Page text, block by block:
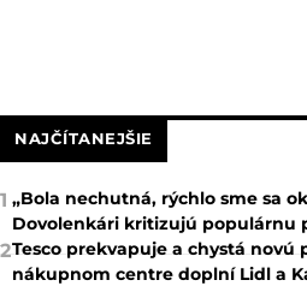
NAJČÍTANEJŠIE
1 „Bola nechutná, rýchlo sme sa
Dovolenkári kritizujú populárnu
2Tesco prekvapuje a chystá novú
nákupnom centre doplní Lidl a